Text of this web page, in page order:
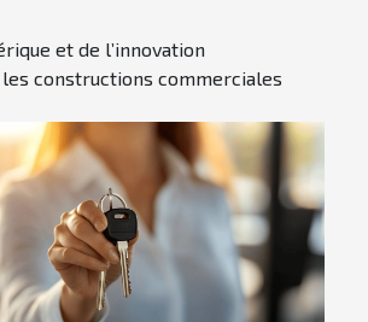
et de l’innovation
constructions commerciales